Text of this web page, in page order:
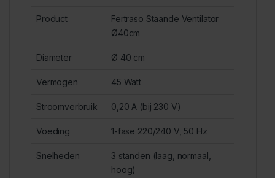
Product
Fertraso Staande Ventilator
Ø40cm
Diameter Ø 40 cm
Vermogen 45 Watt
Stroomverbruik 0,20 A (bij 230 V)
Voeding 1-fase 220/240 V, 50 Hz
Snelheden
3 standen (laag, normaal,
hoog)